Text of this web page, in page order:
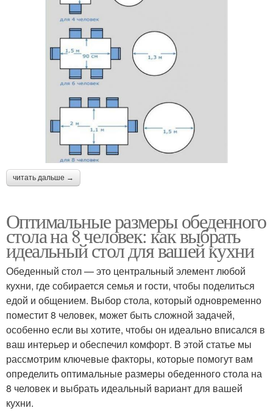
читать дальше →
Оптимальные размеры обеденного
стола на 8 человек: как выбрать
идеальный стол для вашей кухни
Обеденный стол — это центральный элемент любой
кухни, где собирается семья и гости, чтобы поделиться
едой и общением. Выбор стола, который одновременно
поместит 8 человек, может быть сложной задачей,
особенно если вы хотите, чтобы он идеально вписался в
ваш интерьер и обеспечил комфорт. В этой статье мы
рассмотрим ключевые факторы, которые помогут вам
определить оптимальные размеры обеденного стола на
8 человек и выбрать идеальный вариант для вашей
кухни.